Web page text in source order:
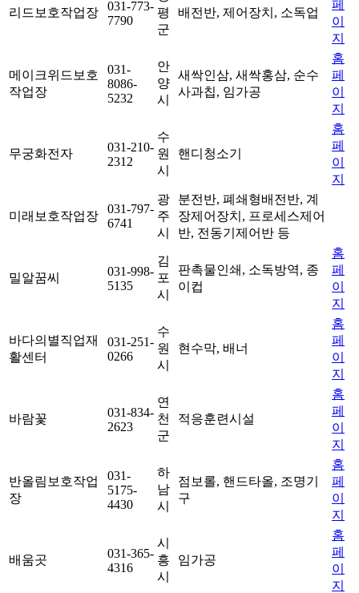
리드보호작업장
031-773-
7790
평
군
배전반, 제어장치, 소독업
페
이
지
메이크위드보호
작업장
031-
8086-
5232
안
양
시
새싹인삼, 새싹홍삼, 순수
사과칩, 임가공
홈
페
이
지
무궁화전자
031-210-
2312
수
원
시
핸디청소기
홈
페
이
지
미래보호작업장
031-797-
6741
광
주
시
분전반, 폐쇄형배전반, 계
장제어장치, 프로세스제어
반, 전동기제어반 등
밀알꿈씨
031-998-
5135
김
포
시
판촉물인쇄, 소독방역, 종
이컵
홈
페
이
지
바다의별직업재
활센터
031-251-
0266
수
원
시
현수막, 배너
홈
페
이
지
바람꽃
031-834-
2623
연
천
군
적응훈련시설
홈
페
이
지
반올림보호작업
장
031-
5175-
4430
하
남
시
점보롤, 핸드타올, 조명기
구
홈
페
이
지
배움곳
031-365-
4316
시
흥
시
임가공
홈
페
이
지